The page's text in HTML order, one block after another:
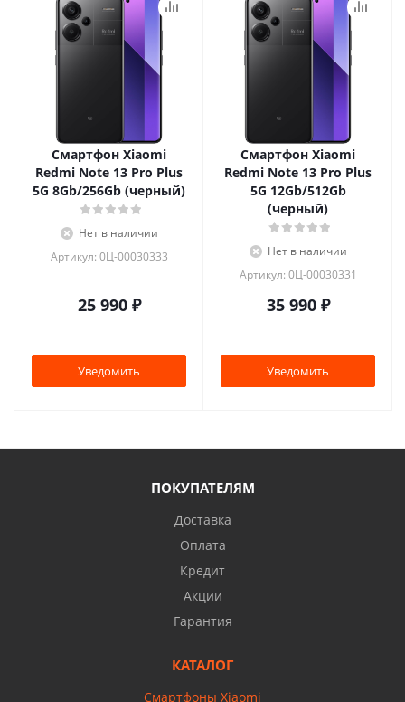
Смартфон Xiaomi
Redmi Note 13 Pro Plus
5G 8Gb/256Gb (черный)
Нет в наличии
Артикул: 0Ц-00030333
25 990₽
Уведомить
Смартфон Xiaomi
Redmi Note 13 Pro Plus
5G 12Gb/512Gb
(черный)
Нет в наличии
Артикул: 0Ц-00030331
35 990₽
Уведомить
ПОКУПАТЕЛЯМ
Доставка
Оплата
Кредит
Акции
Гарантия
КАТАЛОГ
Смартфоны Xiaomi